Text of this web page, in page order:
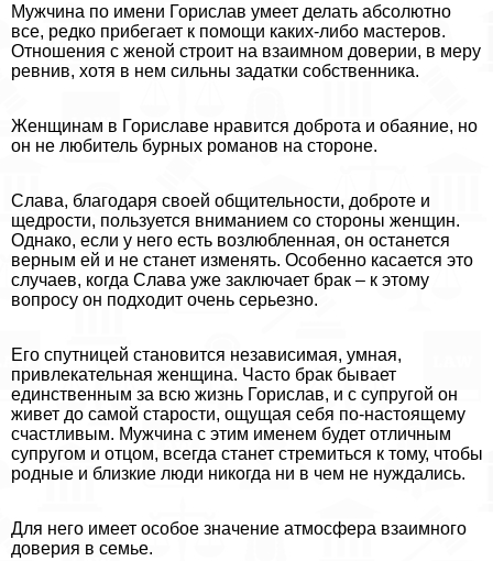
Мужчина по имени Горислав умеет делать абсолютно
все, редко прибегает к помощи каких-либо мастеров.
Отношения с женой строит на взаимном доверии, в меру
ревнив, хотя в нем сильны задатки собственника.
Женщинам в Гориславе нравится доброта и обаяние, но
он не любитель бурных романов на стороне.
Слава, благодаря своей общительности, доброте и
щедрости, пользуется вниманием со стороны женщин.
Однако, если у него есть возлюбленная, он останется
верным ей и не станет изменять. Особенно касается это
случаев, когда Слава уже заключает бpaк – к этому
вопросу он подходит очень серьезно.
Его спутницей становится независимая, умная,
привлекательная женщина. Часто бpaк бывает
единственным за всю жизнь Горислав, и с супругой он
живет до самой старости, ощущая себя по-настоящему
счастливым. Мужчина с этим именем будет отличным
супругом и отцом, всегда станет стремиться к тому, чтобы
родные и близкие люди никогда ни в чем не нуждались.
Для него имеет особое значение атмосфера взаимного
доверия в семье.